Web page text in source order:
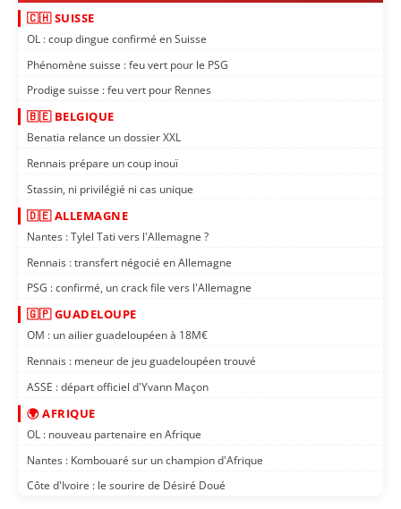
🇨🇭 SUISSE
OL : coup dingue confirmé en Suisse
Phénomène suisse : feu vert pour le PSG
Prodige suisse : feu vert pour Rennes
🇧🇪 BELGIQUE
Benatia relance un dossier XXL
Rennais prépare un coup inouï
Stassin, ni privilégié ni cas unique
🇩🇪 ALLEMAGNE
Nantes : Tylel Tati vers l'Allemagne ?
Rennais : transfert négocié en Allemagne
PSG : confirmé, un crack file vers l'Allemagne
🇬🇵 GUADELOUPE
OM : un ailier guadeloupéen à 18M€
Rennais : meneur de jeu guadeloupéen trouvé
ASSE : départ officiel d'Yvann Maçon
🌍 AFRIQUE
OL : nouveau partenaire en Afrique
Nantes : Kombouaré sur un champion d'Afrique
Côte d'Ivoire : le sourire de Désiré Doué